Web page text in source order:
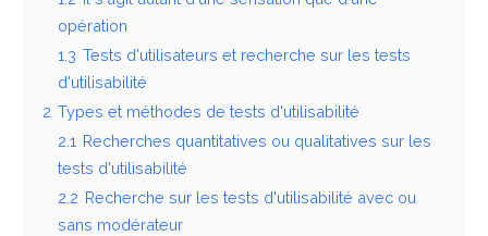
opération
1.3 Tests d'utilisateurs et recherche sur les tests
d'utilisabilité
2 Types et méthodes de tests d'utilisabilité
2.1 Recherches quantitatives ou qualitatives sur les
tests d'utilisabilité
2.2 Recherche sur les tests d'utilisabilité avec ou
sans modérateur